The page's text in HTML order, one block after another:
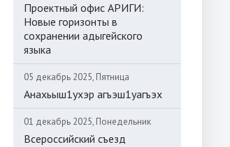
Проектный офис АРИГИ:
Новые горизонты в
сохранении адыгейского
языка
05 декабрь 2025, Пятница
Анахьыш1ухэр агъэш1уагъэх
01 декабрь 2025, Понедельник
Всероссийский съезд